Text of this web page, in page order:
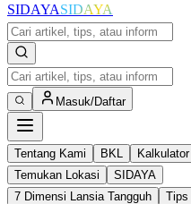
SIDAYASIDAYA
Masuk/Daftar
Tentang Kami BKL
Temukan Lokasi
SIDAYA
7 Dimensi Lansia Tangguh
Tips